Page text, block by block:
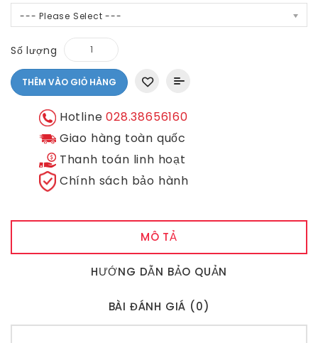
--- Please Select ---
Số lượng
THÊM VÀO GIỎ HÀNG
Hotline028.38656160
Giao hàng toàn quốc
Thanh toán linh hoạt
Chính sách bảo hành
MÔ TẢ
HƯỚNG DẪN BẢO QUẢN
BÀI ĐÁNH GIÁ (0)